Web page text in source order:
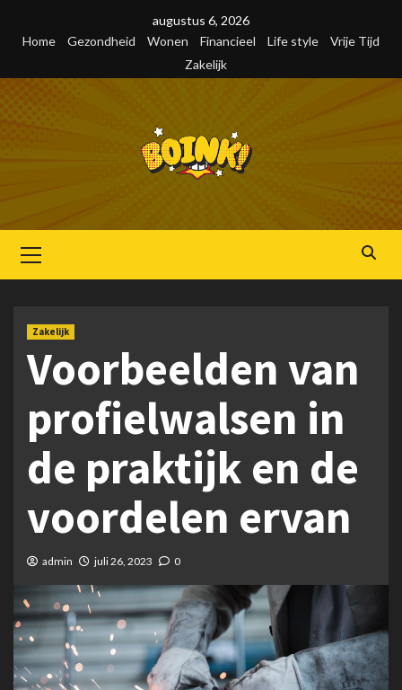
augustus 6, 2026
Home
Gezondheid Wonen Financieel Life style
Vrije Tijd
Zakelijk
menu
Zakelijk
Voorbeelden van
profielwalsen in
de praktijk en de
voordelen ervan
admin juli 26, 2023 0